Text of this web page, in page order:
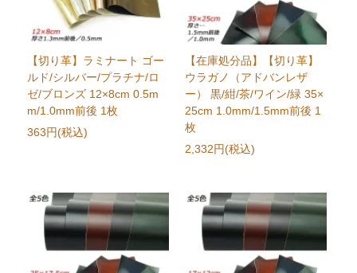
【切り革】ラミナート ゴー
ルド/シルバー/プラチナ/ロ
ゼ/ブロンズ 12×8cm 0.5m
m/1.0mm前後 1枚
363円(税込)
【在庫処分品】【切り革】
ウラガノ（アドバンレザ
ー） 黒/紺/茶/ワイン/緑 35×
25cm 1.0mm/1.5mm前後 1
枚
2,332円(税込)